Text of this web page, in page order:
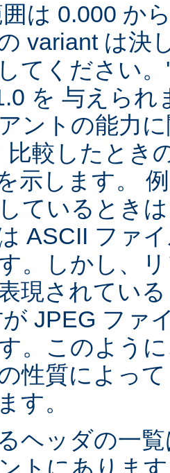
は 0.000 か
variant は決
てください
を 与えら
ントの能力
比較したとき
示します。
ているとき
ASCII ファ
。しかし、
現されてい
JPEG ファ
。このよう
性質によっ
す。
ヘッダの一
トにありま